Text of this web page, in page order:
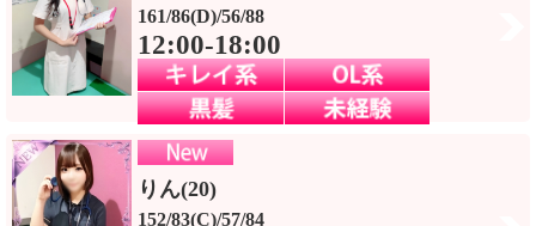
161/86(D)/56/88
12:00-18:00
りん(20)
152/83(C)/57/84